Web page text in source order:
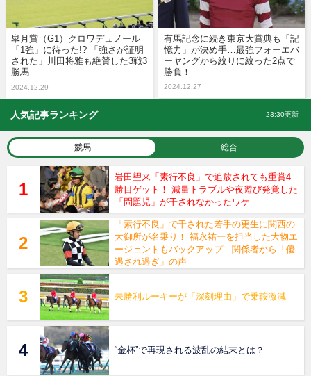
皐月賞（G1）クロワデュノール
「1強」に待った!? 「強さが証明
された」川田将雅も絶賛した3戦3
勝馬
2024.12.29
有馬記念に続き東京大賞典も「記
憶力」が決め手…最強フォーエバ
ーヤングから絞りに絞った2点で
勝負！
2024.12.27
人気記事ランキング 23:30更新
競馬 総合
岩田望来「素行不良」で追放されても重賞4
勝目ゲット！ 減量トラブルや夜遊び発覚した
「問題児」が干されなかったワケ
「素行不良」で干された若手の更生に関西の
大御所が名乗り！ 福永祐一を担当した大物エ
ージェントもバックアップ…関係者から「優
遇され過ぎ」の声
未勝利ルーキーが「深刻理由」で乗鞍激減
“金杯”で再現される波乱の結末とは？